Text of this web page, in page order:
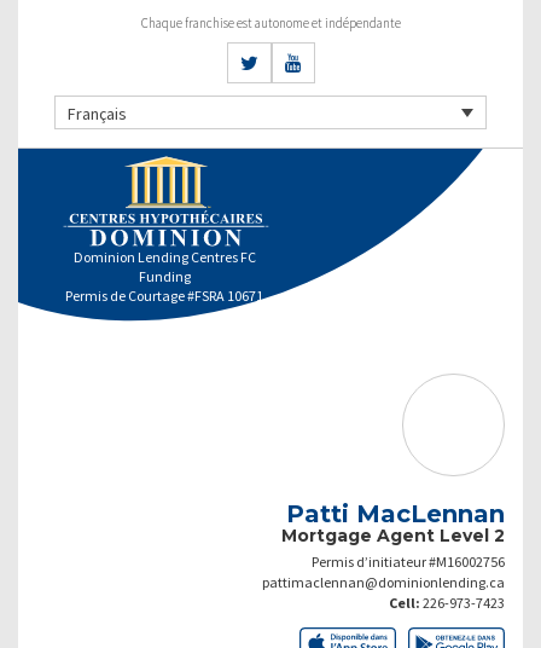
Chaque franchise est autonome et indépendante
Français
Dominion Lending Centres FC
Funding
Permis de Courtage #FSRA 10671
Patti MacLennan
Mortgage Agent Level 2
Permis d’initiateur #M16002756
pattimaclennan@dominionlending.ca
Cell: 226-973-7423